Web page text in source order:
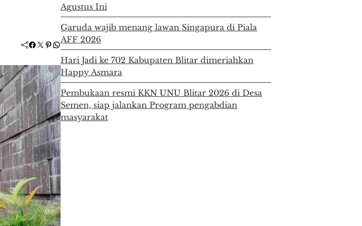
Facebook Twitter Pinterest WhatsApp
Agustus Ini
Garuda wajib menang lawan Singapura di Piala
AFF 2026
Hari Jadi ke 702 Kabupaten Blitar dimeriahkan
Happy Asmara
Pembukaan resmi KKN UNU Blitar 2026 di Desa
Semen, siap jalankan Program pengabdian
masyarakat